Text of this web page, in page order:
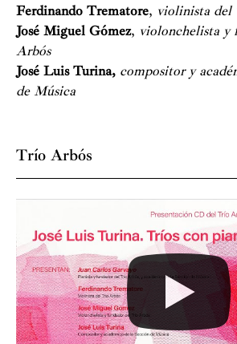
Ferdinando Trematore, violinista
José Miguel Gómez, violonchelista y
Arbós
José Luis Turina, compositor y
de Música
Trío Arbós
Ferdinando Trematore,
José Miguel Gómez,
Juan Carlos Garvayo,
Premio Nacional de Música 2013, el
fundó en Madrid en 1996, bajo el
director, violinista y compositor
Tu configuración de cookies
visualización de este
Configurar